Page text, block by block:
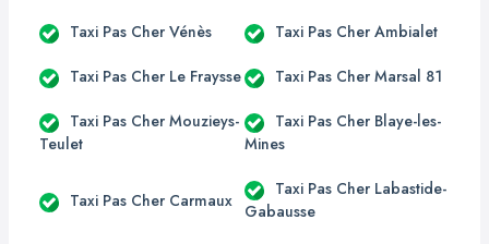
Taxi Pas Cher Vénès Taxi Pas Cher Ambialet
Taxi Pas Cher Le Fraysse Taxi Pas Cher Marsal 81
Taxi Pas Cher Mouzieys-
Teulet
Taxi Pas Cher Blaye-les-
Mines
Taxi Pas Cher Carmaux
Taxi Pas Cher Labastide-
Gabausse